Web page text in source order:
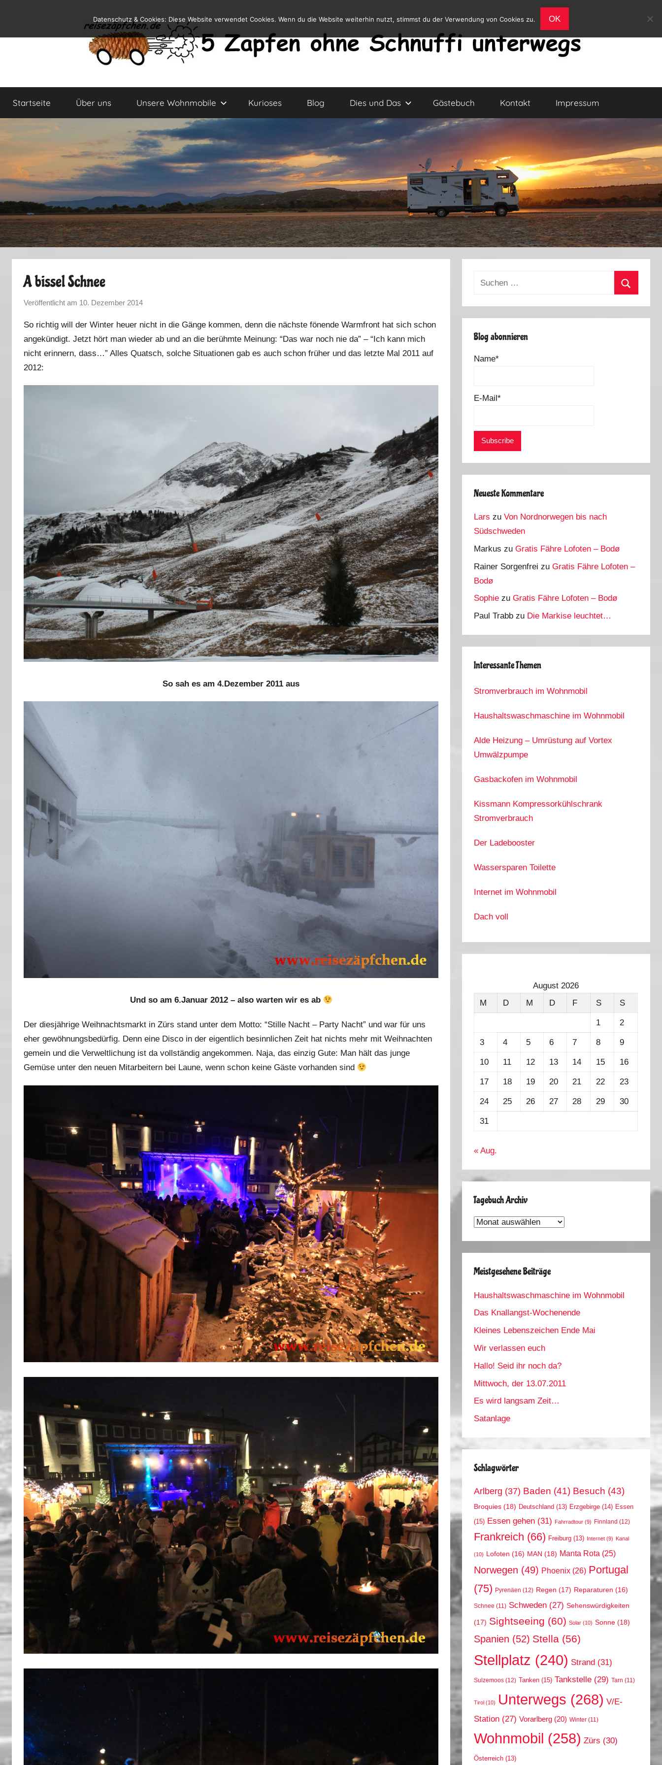
springen
Reiseblog
und
Leben
Startseite Über uns Unsere Wohnmobile Kurioses Blog Dies und Das Gästebuch Kontakt Impressum
A bissel Schnee
Veröffentlicht am 10. Dezember 2014
n
M
a
So richtig will der Winter heuer nicht in die Gänge kommen, denn die nächste fönende Warmfront hat sich schon
angekündigt. Jetzt hört man wieder ab und an die berühmte Meinung: “Das war noch nie da” – “Ich kann mich
nicht erinnern, dass…” Alles Quatsch, solche Situationen gab es auch schon früher und das letzte Mal 2011 auf
2012:
So sah es am 4.Dezember 2011 aus
Und so am 6.Januar 2012 – also warten wir es ab
Der diesjährige Weihnachtsmarkt in Zürs stand unter dem Motto: “Stille Nacht – Party Nacht” und war für uns
eher gewöhnungsbedürfig. Denn eine Disco in der eigentlich besinnlichen Zeit hat nichts mehr mit Weihnachten
gemein und die Verweltlichung ist da vollständig angekommen. Naja, das einzig Gute: Man hält das junge
Gemüse unter den neuen Mitarbeitern bei Laune, wenn schon keine Gäste vorhanden sind
Suchen
Blog abonnieren
Name*
E-Mail*
Neueste Kommentare
Lars zuVon Nordnorwegen bis nach
Südschweden
Markus zuGratis Fähre Lofoten – Bodø
Rainer Sorgenfrei zuGratis Fähre Lofoten –
Bodø
Sophie zuGratis Fähre Lofoten – Bodø
Paul Trabb zu Die Markise leuchtet…
Interessante Themen
Stromverbrauch im Wohnmobil
Haushaltswaschmaschine im Wohnmobil
Alde Heizung – Umrüstung auf Vortex
Umwälzpumpe
Gasbackofen im Wohnmobil
Kissmann Kompressorkühlschrank
Stromverbrauch
Der Ladebooster
Wassersparen Toilette
Internet im Wohnmobil
Dach voll
August 2026
M
D M D F S S
1 2
3 4 5 6 7 8 9
10 11 12 13 14 15 16
17 18 19 20 21 22 23
24 25 26 27 28 29 30
31
« Aug.
Tagebuch Archiv
Tagebuch
Meistgesehene Beiträge
Haushaltswaschmaschine im Wohnmobil
Das Knallangst-Wochenende
Kleines Lebenszeichen Ende Mai
Wir verlassen euch
Hallo! Seid ihr noch da?
Mittwoch, der 13.07.2011
Es wird langsam Zeit…
Satanlage
Schlagwörter
Arlberg (37) Baden (41) Besuch (43)
Broquies (18) Deutschland (13) Erzgebirge (14) Essen
(15) Essen gehen (31) Fahrradtour (9) Finnland (12)
Frankreich (66) Freiburg (13) Internet (9) Kanal
(10) Lofoten (16) MAN (18) Manta Rota (25)
Norwegen (49) Phoenix (26) Portugal
(75) Pyrenäen (12) Regen (17) Reparaturen (16)
Schnee (11) Schweden (27) Sehenswürdigkeiten
(17) Sightseeing (60) Solar (10) Sonne (18)
Spanien (52) Stella (56)
Stellplatz (240) Strand (31)
Sulzemoos (12) Tanken (15) Tankstelle (29) Tarn (11)
Tirol (10) Unterwegs (268) V/E-
Station (27) Vorarlberg (20) Winter (11)
Wohnmobil (258) Zürs (30)
Österreich (13)
Datenschutz & Cookies: Diese Website verwendet Cookies. Wenn du die Website weiterhin nutzt, stimmst du der Verwendung von Cookies zu. OK